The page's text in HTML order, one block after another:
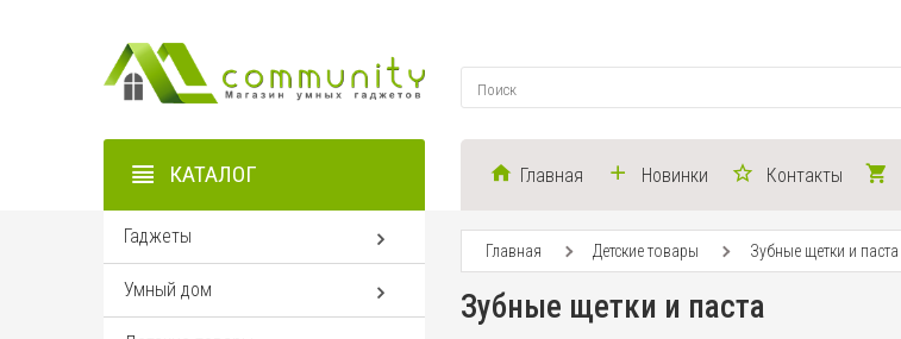
Главная Новинки Контакты
КАТАЛОГ
Гаджеты
Умный дом
Главная Детские товары Зубные щетки и паста
Зубные щетки и паста